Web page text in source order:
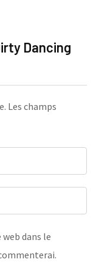
Dancing
Les champs
dans le